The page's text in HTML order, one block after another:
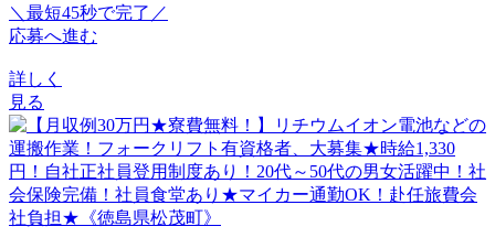
＼最短45秒で完了／
応募へ進む
詳しく
見る